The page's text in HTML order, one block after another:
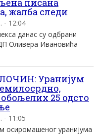
писана
жалба следи
- 12:04
данас су одбрани
Оливера Ивановића
Уранијум
25 одсто
- 11:05
осиромашеног уранијума